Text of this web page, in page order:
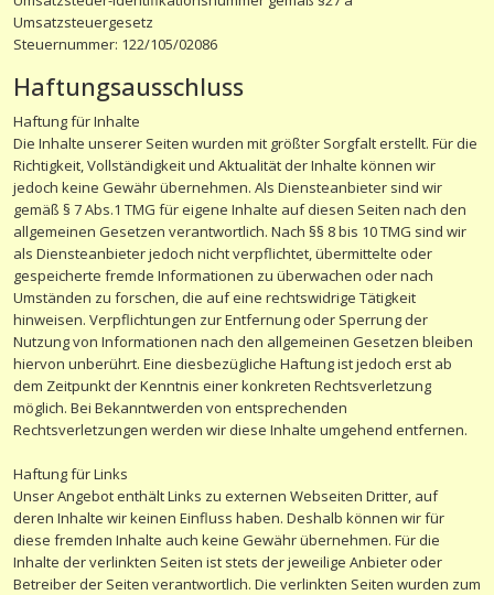
Umsatzsteuergesetz
Steuernummer: 122/105/02086
Haftungsausschluss
Haftung für Inhalte
Die Inhalte unserer Seiten wurden mit größter Sorgfalt erstellt. Für die
Richtigkeit, Vollständigkeit und Aktualität der Inhalte können wir
jedoch keine Gewähr übernehmen. Als Diensteanbieter sind wir
gemäß § 7 Abs.1 TMG für eigene Inhalte auf diesen Seiten nach den
allgemeinen Gesetzen verantwortlich. Nach §§ 8 bis 10 TMG sind wir
als Diensteanbieter jedoch nicht verpflichtet, übermittelte oder
gespeicherte fremde Informationen zu überwachen oder nach
Umständen zu forschen, die auf eine rechtswidrige Tätigkeit
hinweisen. Verpflichtungen zur Entfernung oder Sperrung der
Nutzung von Informationen nach den allgemeinen Gesetzen bleiben
hiervon unberührt. Eine diesbezügliche Haftung ist jedoch erst ab
dem Zeitpunkt der Kenntnis einer konkreten Rechtsverletzung
möglich. Bei Bekanntwerden von entsprechenden
Rechtsverletzungen werden wir diese Inhalte umgehend entfernen.
Haftung für Links
Unser Angebot enthält Links zu externen Webseiten Dritter, auf
deren Inhalte wir keinen Einfluss haben. Deshalb können wir für
diese fremden Inhalte auch keine Gewähr übernehmen. Für die
Inhalte der verlinkten Seiten ist stets der jeweilige Anbieter oder
Betreiber der Seiten verantwortlich. Die verlinkten Seiten wurden zum